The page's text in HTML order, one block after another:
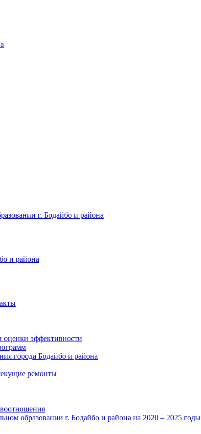
г. Бодайбо и района
и района
оценки эффективности
города Бодайбо и района
ремонты
образовании г. Бодайбо и района на 2020 – 2025 годы